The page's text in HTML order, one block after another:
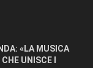
«LA MUSICA
UNISCE I